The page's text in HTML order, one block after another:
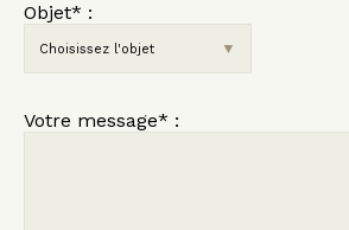
Objet* :
Choisissez l'objet ▼
Votre message* :